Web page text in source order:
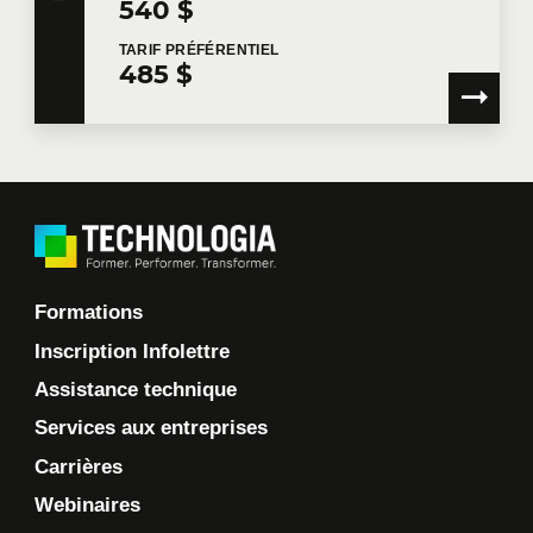
540 $
TARIF PRÉFÉRENTIEL
485 $
Formations
Inscription Infolettre
Assistance technique
Services aux entreprises
Carrières
Webinaires